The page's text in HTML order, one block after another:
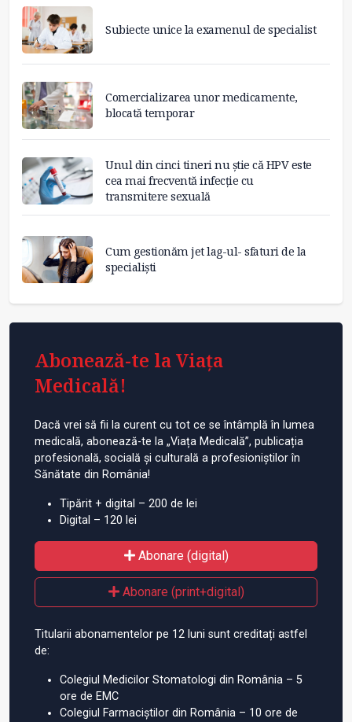
Subiecte unice la examenul de specialist
Comercializarea unor medicamente,
blocată temporar
Unul din cinci tineri nu știe că HPV este
cea mai frecventă infecție cu
transmitere sexuală
Cum gestionăm jet lag-ul- sfaturi de la
specialiști
Abonează-te la Viața
Medicală!
Dacă vrei să fii la curent cu tot ce se întâmplă în lumea
medicală, abonează-te la „Viața Medicală”, publicația
profesională, socială și culturală a profesioniștilor în
Sănătate din România!
Tipărit + digital – 200 de lei
Digital – 120 lei
Abonare (digital)
Abonare (print+digital)
Titularii abonamentelor pe 12 luni sunt creditați astfel
de:
Colegiul Medicilor Stomatologi din România – 5
ore de EMC
Colegiul Farmaciștilor din România – 10 ore de